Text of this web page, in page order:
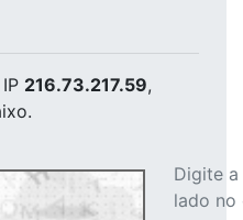
216.73.217.59,
Digite
lado no